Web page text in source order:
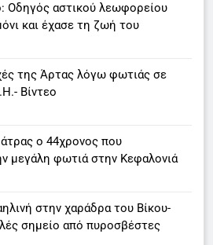
Οδηγός αστικού λεωφορείου
και έχασε τη ζωή του
της Άρτας λόγω φωτιάς σε
Βίντεο
ο 44χρονος που
μεγάλη φωτιά στην Κεφαλονιά
στην χαράδρα του Βίκου-
σημείο από πυροσβέστες
MEDIA
από τον ΑΝΤ1 ο
Στάθης